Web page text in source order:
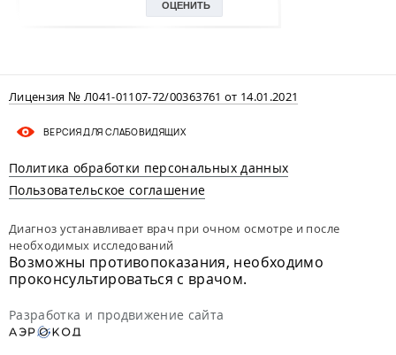
Лицензия № Л041-01107-72/00363761 от 14.01.2021
ВЕРСИЯ ДЛЯ СЛАБОВИДЯЩИХ
Политика обработки персональных данных
Пользовательское соглашение
Диагноз устанавливает врач при очном осмотре и после
необходимых исследований
Возможны противопоказания, необходимо
проконсультироваться с врачом.
Разработка и продвижение сайта